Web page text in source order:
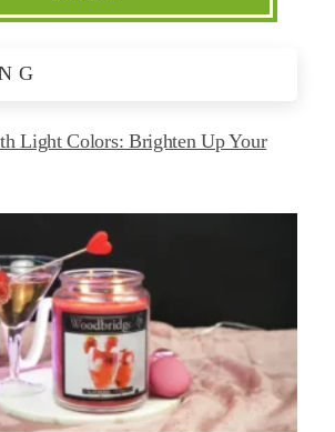
Light Colors: Brighten Up Your